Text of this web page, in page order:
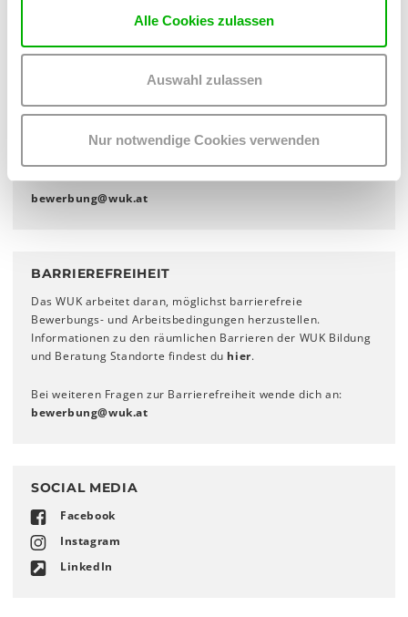
Alle Cookies zulassen
Auswahl zulassen
Nur notwendige Cookies verwenden
Vielen Dank für deine Geduld.
Bei Initiativbewerbungen gilt: Bitte beachte, dass wir dich nur
aktiv kontaktieren, wenn wir eine passende Stelle frei haben.
KONTAKT
bewerbung@wuk.at
BARRIEREFREIHEIT
Das WUK arbeitet daran, möglichst barrierefreie
Bewerbungs- und Arbeitsbedingungen herzustellen.
Informationen zu den räumlichen Barrieren der WUK Bildung
und Beratung Standorte findest du hier.
Bei weiteren Fragen zur Barrierefreiheit wende dich an:
bewerbung@wuk.at
SOCIAL MEDIA
Facebook
Instagram
LinkedIn